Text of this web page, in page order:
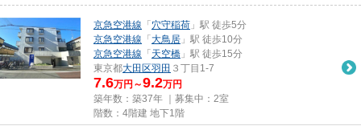
京急空港線 「 穴守稲荷 」駅 徒歩5分
京急空港線 「 大鳥居 」駅 徒歩10分
京急空港線 「 天空橋 」駅 徒歩15分
東京都大田区羽田 ３丁目1-7
7.6万円～9.2万円
築年数：築37年 ｜募集中： 2室
階数：4階建 地下1階